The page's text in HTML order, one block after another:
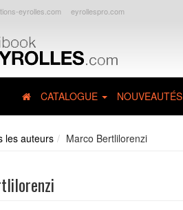
eyrolles.com eyrollespro.com
CATALOGUE NOUVEAUTÉS
les auteurs Marco Bertlilorenzi